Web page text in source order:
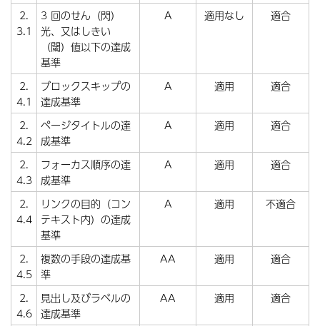
2.
3.1
3 回のせん（閃）
光、又はしきい
（閾）値以下の達成
基準
A 適用なし 適合
2.
4.1
ブロックスキップの
達成基準
A 適用 適合
2.
4.2
ページタイトルの達
成基準
A 適用 適合
2.
4.3
フォーカス順序の達
成基準
A 適用 適合
2.
4.4
リンクの目的（コン
テキスト内）の達成
基準
A 適用 不適合
2.
4.5
複数の手段の達成基
準
AA 適用 適合
2.
4.6
見出し及びラベルの
達成基準
AA 適用 適合